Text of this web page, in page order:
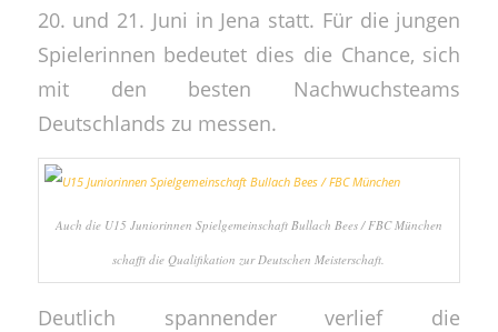
20. und 21. Juni in Jena statt. Für die jungen
Spielerinnen bedeutet dies die Chance, sich
mit den besten Nachwuchsteams
Deutschlands zu messen.
Auch die U15 Juniorinnen Spielgemeinschaft Bullach Bees / FBC München
schafft die Qualifikation zur Deutschen Meisterschaft.
Deutlich spannender verlief die